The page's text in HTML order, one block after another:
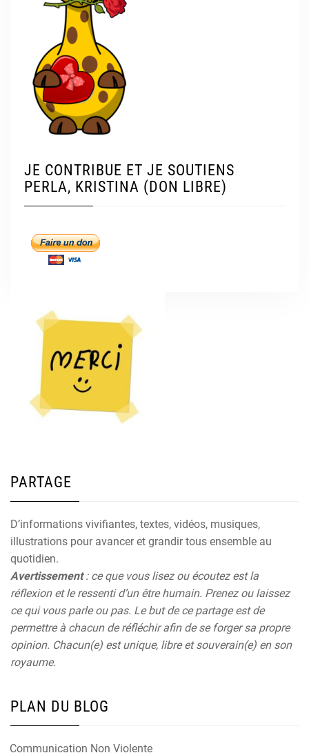
JE CONTRIBUE ET JE SOUTIENS
PERLA, KRISTINA (DON LIBRE)
PARTAGE
D’informations vivifiantes, textes, vidéos, musiques,
illustrations pour avancer et grandir tous ensemble au
quotidien.
Avertissement: ce que vous lisez ou écoutez est la
réflexion et le ressenti d’un être humain. Prenez ou laissez
ce qui vous parle ou pas. Le but de ce partage est de
permettre à chacun de réfléchir afin de se forger sa propre
opinion. Chacun(e) est unique, libre et souverain(e) en son
royaume.
PLAN DU BLOG
Communication Non Violente